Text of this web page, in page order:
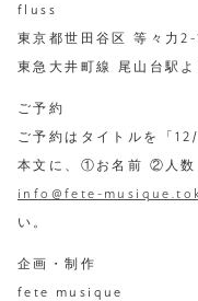
fluss
東京都世田谷区 等々力
東急大井町線 尾山台駅
ご予約
ご予約はタイトルを「
本文に、①お名前 ②⼈数
info@fete-
い。
企画・制作
fete musique